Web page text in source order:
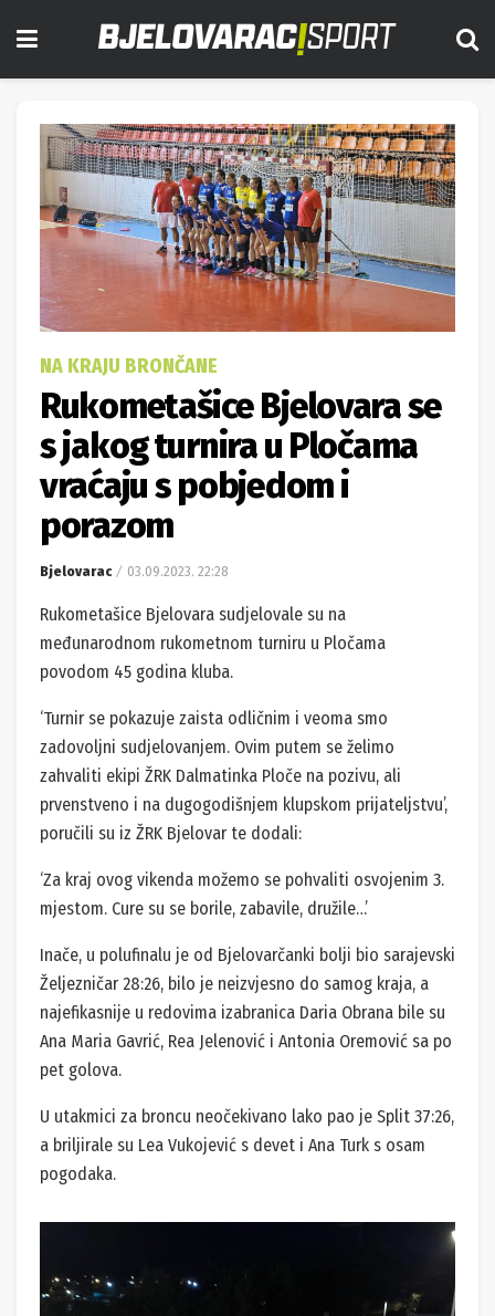
NA KRAJU BRONČANE
Rukometašice Bjelovara se
s jakog turnira u Pločama
vraćaju s pobjedom i
porazom
Bjelovarac 03.09.2023. 22:28
Rukometašice Bjelovara sudjelovale su na
međunarodnom rukometnom turniru u Pločama
povodom 45 godina kluba.
‘Turnir se pokazuje zaista odličnim i veoma smo
zadovoljni sudjelovanjem. Ovim putem se želimo
zahvaliti ekipi ŽRK Dalmatinka Ploče na pozivu, ali
prvenstveno i na dugogodišnjem klupskom prijateljstvu’,
poručili su iz ŽRK Bjelovar te dodali:
‘Za kraj ovog vikenda možemo se pohvaliti osvojenim 3.
mjestom. Cure su se borile, zabavile, družile…’
Inače, u polufinalu je od Bjelovarčanki bolji bio sarajevski
Željezničar 28:26, bilo je neizvjesno do samog kraja, a
najefikasnije u redovima izabranica Daria Obrana bile su
Ana Maria Gavrić, Rea Jelenović i Antonia Oremović sa po
pet golova.
U utakmici za broncu neočekivano lako pao je Split 37:26,
a briljirale su Lea Vukojević s devet i Ana Turk s osam
pogodaka.